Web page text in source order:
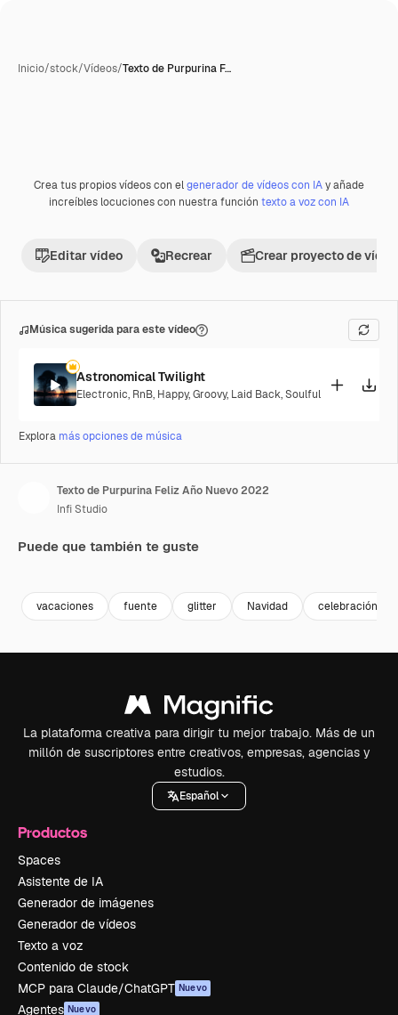
Inicio/stock/Vídeos/Texto de Purpurina F…
Premium
Crea tus propios vídeos con elgenerador de vídeos con IAy añade
increíbles locuciones con nuestra función texto a voz con IA
Editar vídeo Recrear Crear proyecto de vídeo
Música sugerida para este vídeo
Astronomical Twilight
Electronic, RnB, Happy,Groovy, Laid Back,Soulful
Explora más opciones de música
Texto de Purpurina Feliz Año Nuevo 2022
Infi Studio
Puede que también te guste
vacaciones fuente glitter Navidad celebración
La plataforma creativa para dirigir tu mejor trabajo. Más de un
millón de suscriptores entre creativos, empresas, agencias y
estudios.
Español
Productos
Spaces
Asistente de IA
Generador de imágenes
Generador de vídeos
Texto a voz
Contenido de stock
MCP para Claude/ChatGPT Nuevo
Agentes Nuevo